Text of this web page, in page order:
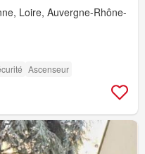
Loire, Auvergne-Rhône-
Ascenseur